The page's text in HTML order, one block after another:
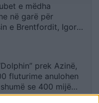
e mëdha
në garë për
e Brentfordit, Igor
prek Azinë,
fluturime anulohen
se 400 mijë